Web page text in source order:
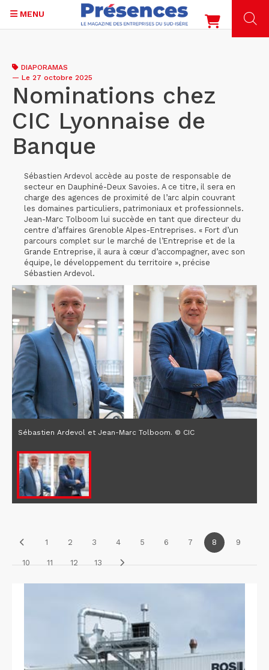
contenu
principal
MENU
DIAPORAMAS
— Le 27 octobre 2025
Nominations chez
CIC Lyonnaise de
Banque
Sébastien Ardevol accède au poste de responsable de
secteur en Dauphiné-Deux Savoies. A ce titre, il sera en
charge des agences de proximité de l’arc alpin couvrant
les domaines particuliers, patrimoniaux et professionnels.
Jean-Marc Tolboom lui succède en tant que directeur du
centre d’affaires Grenoble Alpes-Entreprises. « Fort d’un
parcours complet sur le marché de l’Entreprise et de la
Grande Entreprise, il aura à cœur d’accompagner, avec son
équipe, le développement du territoire », précise
Sébastien Ardevol.
Sébastien Ardevol et Jean-Marc Tolboom. © CIC
1 2 3 4 5 6 7 8 9
10 11 12 13